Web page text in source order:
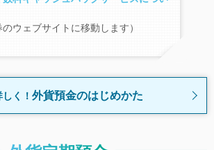
のウェブサイトに移動します）
く！ 外貨預金のはじめかた